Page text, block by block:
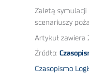
Zaletą symulacji
scenariuszy
Artykuł zawiera
Źródło:
Czasopismo